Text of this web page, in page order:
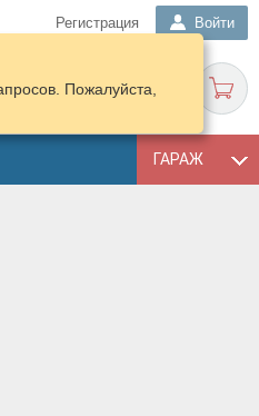
Регистрация Войти
ГАРАЖ
Пожалуйста,